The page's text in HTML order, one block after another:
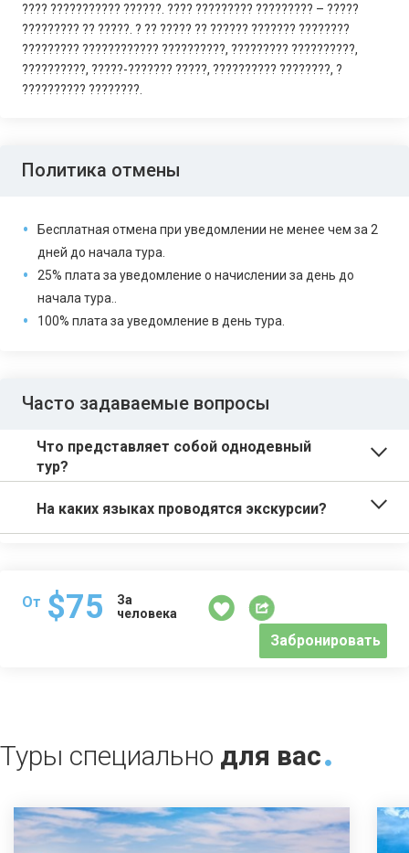
???? ??????????? ??????. ???? ????????? ????????? – ?????
????????? ?? ?????. ? ?? ????? ?? ?????? ??????? ????????
????????? ???????????? ??????????, ????????? ??????????,
??????????, ?????-??????? ?????, ?????????? ????????, ?
?????????? ????????.
Политика отмены
Бесплатная отмена при уведомлении не менее чем за 2
дней до начала тура.
25% плата за уведомление о начислении за день до
начала тура..
100% плата за уведомление в день тура.
Часто задаваемые вопросы
Что представляет собой однодевный
тур?
На каких языках проводятся экскурсии?
От $75
За
человека
Забронировать
Туры специально для вас